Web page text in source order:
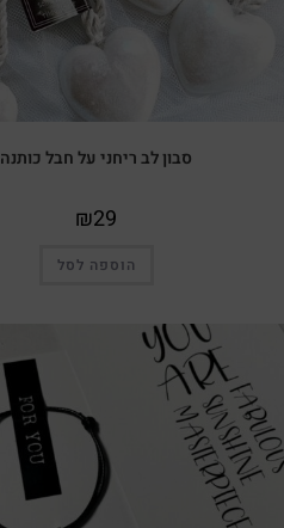
סבון לב ריחני על חבל כותנה
₪29
הוספה לסל